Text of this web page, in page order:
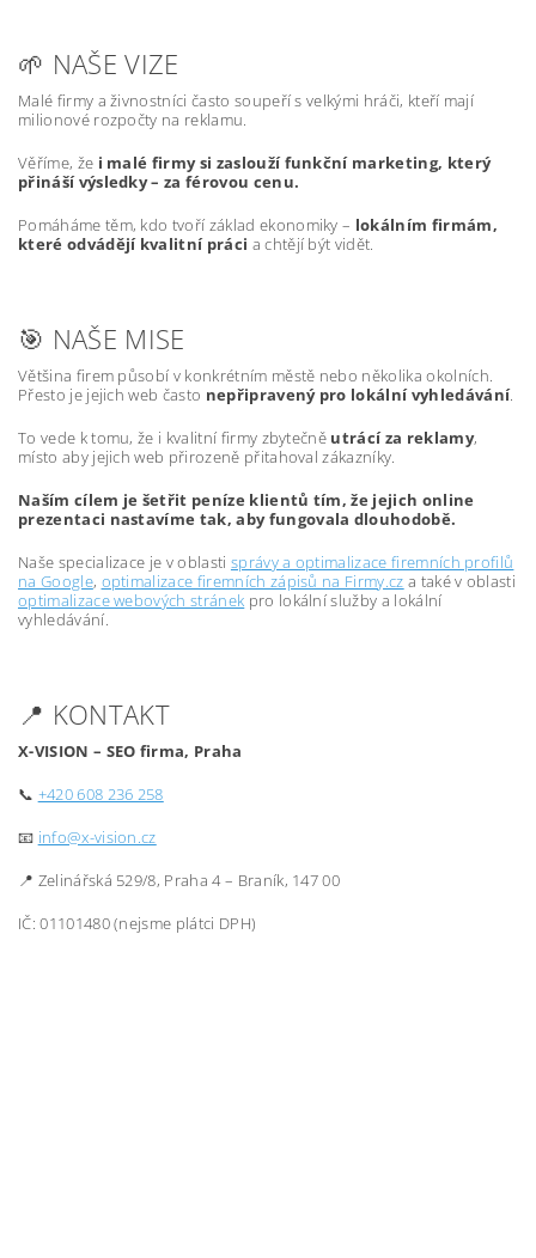
🌱 NAŠE VIZE
Malé firmy a živnostníci často soupeří s velkými hráči, kteří mají
milionové rozpočty na reklamu.
Věříme, že i malé firmy si zaslouží funkční marketing, který
přináší výsledky – za férovou cenu.
Pomáháme těm, kdo tvoří základ ekonomiky – lokálním firmám,
které odvádějí kvalitní práci a chtějí být vidět.
🎯 NAŠE MISE
Většina firem působí v konkrétním městě nebo několika okolních.
Přesto je jejich web často nepřipravený pro lokální vyhledávání.
To vede k tomu, že i kvalitní firmy zbytečně utrácí za reklamy,
místo aby jejich web přirozeně přitahoval zákazníky.
Naším cílem je šetřit peníze klientů tím, že jejich online
prezentaci nastavíme tak, aby fungovala dlouhodobě.
Naše specializace je v oblasti správy a optimalizace firemních profilů
na Google, optimalizace firemních zápisů na Firmy.cz a také v oblasti
optimalizace webových stránek pro lokální služby a lokální
vyhledávání.
📍 KONTAKT
X-VISION – SEO firma, Praha
📞 +420 608 236 258
📧 info@x-vision.cz
📍 Zelinářská 529/8, Praha 4 – Braník, 147 00
IČ: 01101480 (nejsme plátci DPH)